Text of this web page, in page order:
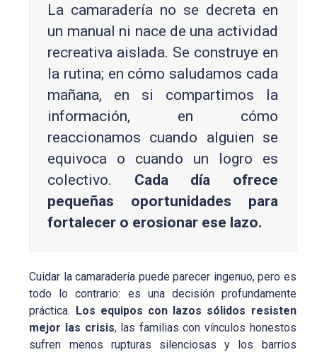
La camaradería no se decreta en
un manual ni nace de una actividad
recreativa aislada. Se construye en
la rutina; en cómo saludamos cada
mañana, en si compartimos la
información, en cómo
reaccionamos cuando alguien se
equivoca o cuando un logro es
colectivo.
Cada día ofrece
pequeñas oportunidades para
fortalecer o erosionar ese lazo.
Cuidar la camaradería puede parecer ingenuo, pero es
todo lo contrario: es una decisión profundamente
práctica. Los equipos con lazos sólidos resisten
mejor las crisis, las familias con vínculos honestos
sufren menos rupturas silenciosas y los barrios